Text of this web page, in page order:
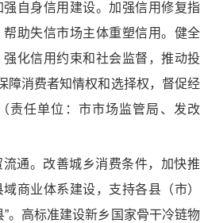
自身信用建设。加强信用修复指
助失信市场主体重塑信用。健全
化信用约束和社会监督，推动投
障消费者知情权和选择权，督促经
责任单位：市市场监管局、发改
流通。改善城乡消费条件，加快推
商业体系建设，支持各县（市）
。高标准建设新乡国家骨干冷链物